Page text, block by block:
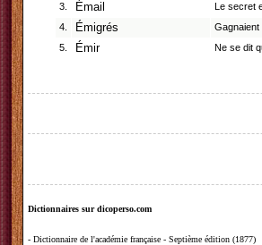
3.
Émail
Le secret
4.
Émigrés
Gagnaient
5.
Émir Ne se dit
Dictionnaires sur dicoperso.com
- Dictionnaire de l'académie française - Septième édition (1877)